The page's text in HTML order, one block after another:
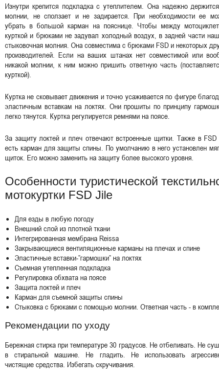
Изнутри крепится подкладка с утеплителем. Она надежно
молнии, не сползает и не задирается. При необходимости ее
убрать в большой карман на пояснице. Чтобы между
курткой и брюками не задувал холодный воздух, в задней части
стыковочная молния. Она совместима с брюками FSD и некоторых
производителей. Если на ваших штанах нет совместимой или
никакой молнии, к ним можно пришить ответную часть
курткой).
Куртка не сковывает движения и точно усаживается по фигуре
эластичным вставкам на локтях. Они прошиты по принципу
легко тянутся. Куртка регулируется ремнями на поясе.
За защиту локтей и плеч отвечают встроенные щитки. Также в
есть карман для защиты спины. По умолчанию в него установлен
щиток. Его можно заменить на защиту более высокого уровня.
Особенности туристической
мотокуртки FSD Jile
Для езды в любую погоду
Внешний слой из плотной ткани
Интегрированная мембрана Reissa
Закрывающиеся вентиляционные карманы на плечах и спине
Эластичные вставки-”гармошки” на локтях
Съемная утепленная подкладка
Регулировка обхвата на поясе
Защита локтей и плеч
Карман для съемной защиты спины
Стыковка с брюками с помощью молнии. Ответная часть - в
Рекомендации по уходу
Бережная стирка при температуре 30 градусов. Не отбеливать. Не
в стиральной машине. Не гладить. Не использовать
чистящие средства. Избегать скручивания.